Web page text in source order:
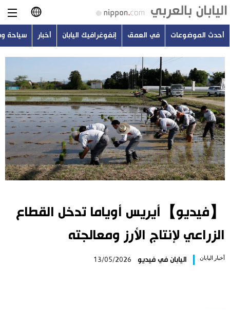
日本語
简体字
繁體字
Français
Español
أحدث الموضوعات
في العمق
إنفوغرافيك اليابان
سياحة وسفر
اليابان في فيديو
أحدث الموضوعات في العمق إنفوغرافيك اليابان أخبار سياحة
【فيديو】أيريس أوياما تدخل القطاع
الزراعي لإنتاج الأرز ومعالجته
أخبار اليابان اليابان في فيديو 13/05/2026